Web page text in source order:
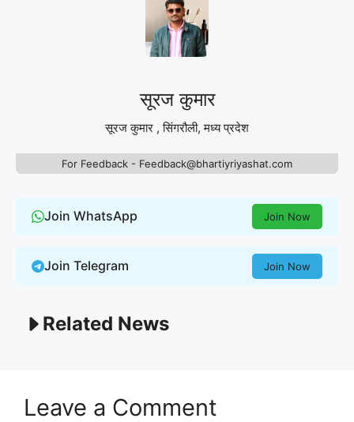
सूरज कुमार
सूरज कुमार , सिंगरौली, मध्य प्रदेश
For Feedback - Feedback@bhartiyriyashat.com
Join WhatsApp Join Now
Join Telegram Join Now
Related News
Leave a Comment